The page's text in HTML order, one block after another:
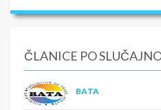
ČLANICE PO
BATA